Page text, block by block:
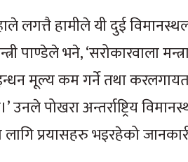
लगत्तै हामीले यी दुई
पाण्डेले भने, ‘सरोकारवाला
मूल्य कम गर्ने तथा
पोखरा अन्तर्राष्ट्रिय
प्रयासहरु भइरहेको